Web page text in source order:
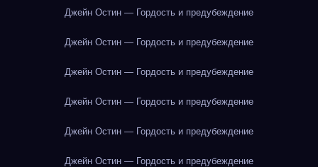
Джейн Остин — Гордость и предубеждение
Джейн Остин — Гордость и предубеждение
Джейн Остин — Гордость и предубеждение
Джейн Остин — Гордость и предубеждение
Джейн Остин — Гордость и предубеждение
Джейн Остин — Гордость и предубеждение